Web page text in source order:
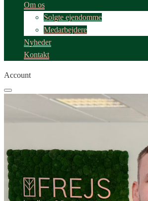
Om os
Solgte ejendomme
Medarbejdere
Nyheder
Kontakt
Account